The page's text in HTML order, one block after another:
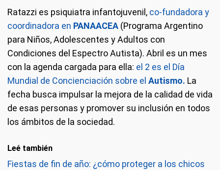
Ratazzi es psiquiatra infantojuvenil, co-fundadora y
coordinadora en PANAACEA (Programa Argentino
para Niños, Adolescentes y Adultos con
Condiciones del Espectro Autista). Abril es un mes
con la agenda cargada para ella: el 2 es el Día
Mundial de Concienciación sobre el Autismo. La
fecha busca impulsar la mejora de la calidad de vida
de esas personas y promover su inclusión en todos
los ámbitos de la sociedad.
Leé también
Fiestas de fin de año: ¿cómo proteger a los chicos